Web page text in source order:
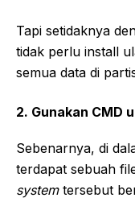
Tapi setidaknya
tidak perlu install
semua data di
2. Gunakan CMD
Sebenarnya, di
terdapat sebuah
system tersebut